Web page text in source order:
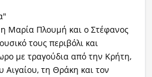
Μαρία Πλουμή και ο Στέφανος
τους περιβόλι και
με τραγούδια από την Κρήτη,
τη Θράκη και τον